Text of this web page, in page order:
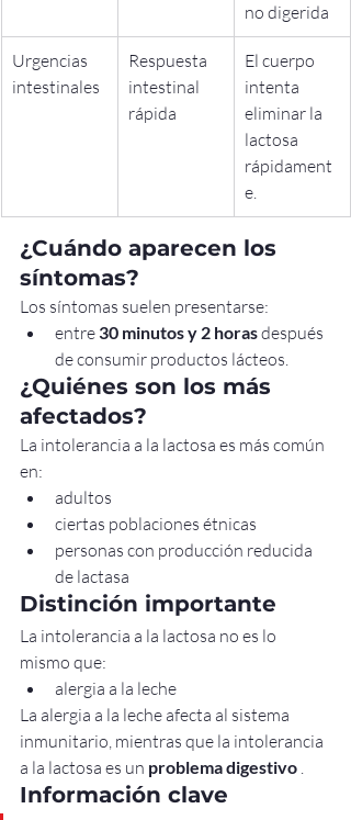
no digerida
Urgencias
intestinales
Respuesta
intestinal
rápida
El cuerpo
intenta
eliminar la
lactosa
rápidament
e.
¿Cuándo aparecen los
síntomas?
Los síntomas suelen presentarse:
entre 30 minutos y 2 horas después
de consumir productos lácteos.
¿Quiénes son los más
afectados?
La intolerancia a la lactosa es más común
en:
adultos
ciertas poblaciones étnicas
personas con producción reducida
de lactasa
Distinción importante
La intolerancia a la lactosa no es lo
mismo que:
alergia a la leche
La alergia a la leche afecta al sistema
inmunitario, mientras que la intolerancia
a la lactosa es un problema digestivo .
Información clave